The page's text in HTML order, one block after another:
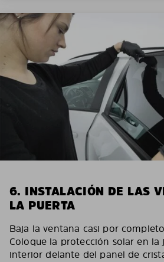
6. INSTALACIÓN DE LAS
LA PUERTA
Baja la ventana casi por
Coloque la protección solar en la
interior delante del panel de